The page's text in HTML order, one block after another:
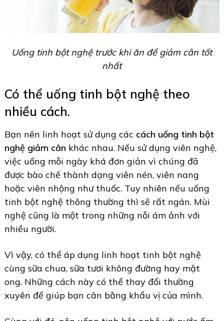
Uống tinh bột nghệ trước khi ăn để giảm cân tốt
nhất
Có thể uống tinh bột nghệ theo
nhiều cách.
Bạn nên linh hoạt sử dụng các cách uống tinh bột
nghệ giảm cân khác nhau. Nếu sử dụng viên nghệ,
việc uống mỗi ngày khá đơn giản vì chúng đã
được bào chế thành dạng viên nén, viên nang
hoặc viên nhộng như thuốc. Tuy nhiên nếu uống
tinh bột nghệ thông thường thì sẽ rất ngán. Mùi
nghệ cũng là một trong những nỗi ám ảnh với
nhiều người.
Vì vậy, có thể áp dụng linh hoạt tinh bột nghệ
cùng sữa chua, sữa tươi không đường hay mật
ong. Những cách này có thể thay đổi thường
xuyên để giúp bạn cân bằng khẩu vị của mình.